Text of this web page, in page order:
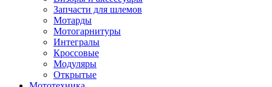
Запчасти для шлемов
Мотарды
Мотогарнитуры
Интегралы
Кроссовые
Модуляры
Открытые